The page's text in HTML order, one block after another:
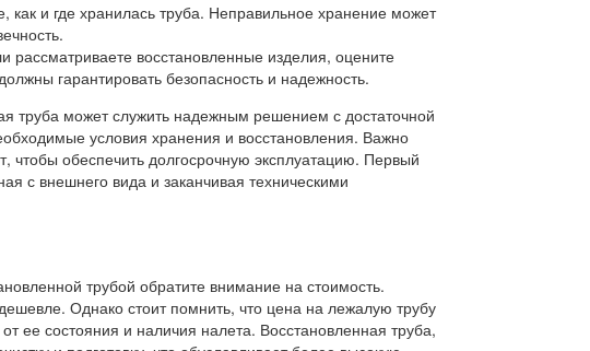
как и где хранилась труба. Неправильное хранение может
рассматриваете восстановленные изделия, оцените
гарантировать безопасность и надежность.
труба может служить надежным решением с достаточной
условия хранения и восстановления. Важно
чтобы обеспечить долгосрочную эксплуатацию. Первый
с внешнего вида и заканчивая техническими
трубой обратите внимание на стоимость.
Однако стоит помнить, что цена на лежалую трубу
ее состояния и наличия налета. Восстановленная труба,